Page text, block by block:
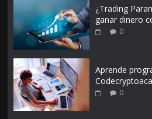
¿Trading
ganar dinero
0
Aprende
0